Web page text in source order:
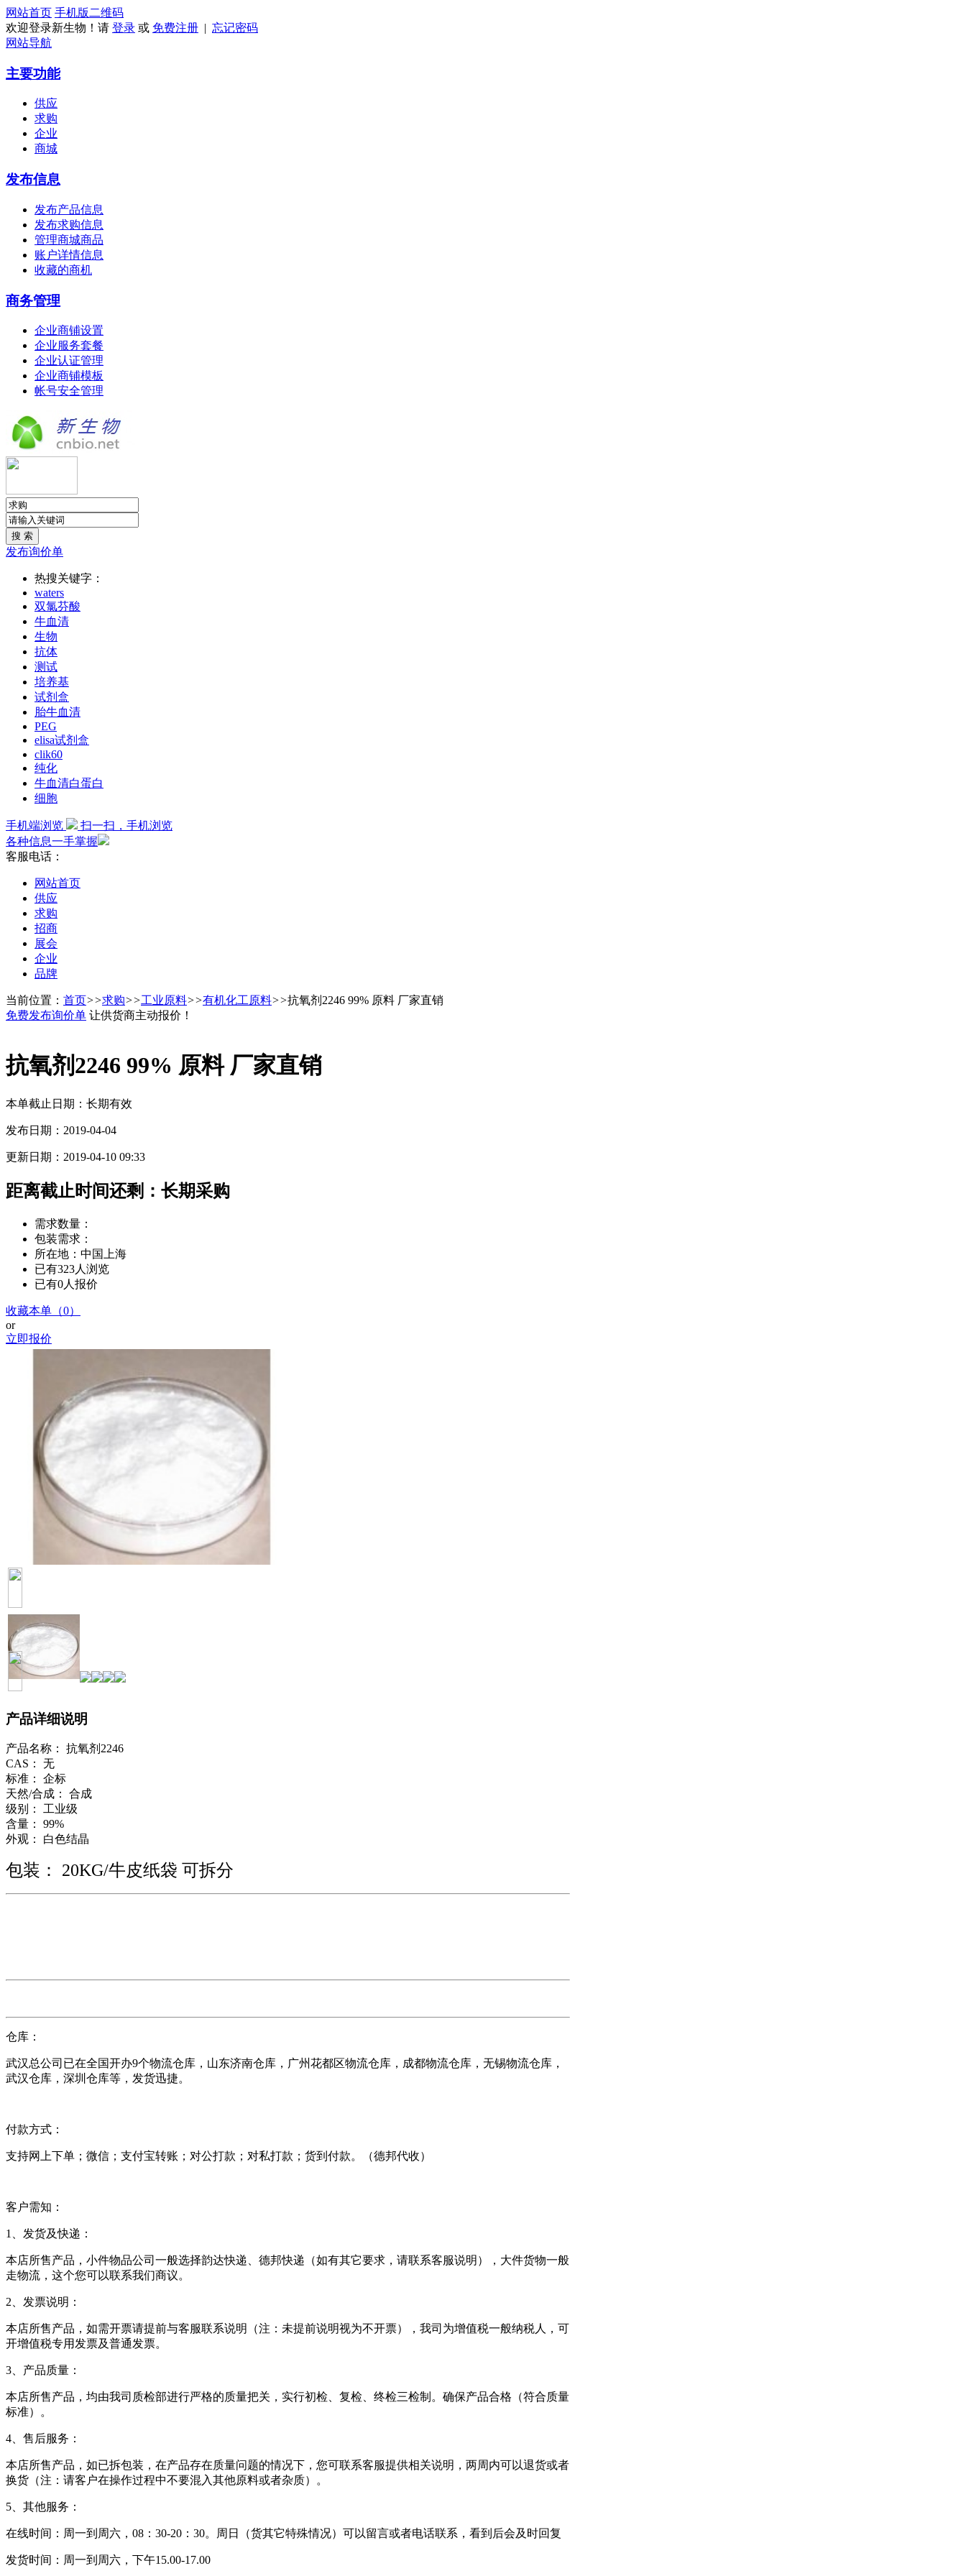
网站首页 手机版 二维码
欢迎登录新生物！请 登录 或 免费注册 | 忘记密码
网站导航
主要功能
供应
求购
企业
商城
发布信息
发布产品信息
发布求购信息
管理商城商品
账户详情信息
收藏的商机
商务管理
企业商铺设置
企业服务套餐
企业认证管理
企业商铺模板
帐号安全管理
发布询价单
热搜关键字：
waters
双氯芬酸
牛血清
生物
抗体
测试
培养基
试剂盒
胎牛血清
PEG
elisa试剂盒
clik60
纯化
牛血清白蛋白
细胞
手机端浏览
扫一扫，手机浏览
各种信息一手掌握
客服电话：
网站首页
供应
求购
招商
展会
企业
品牌
当前位置： 首页>>求购>>工业原料>>有机化工原料>>抗氧剂2246 99% 原料 厂家直销
免费发布询价单 让供货商主动报价！
抗氧剂2246 99% 原料 厂家直销
本单截止日期：长期有效
发布日期：2019-04-04
更新日期：2019-04-10 09:33
距离截止时间还剩： 长期采购
需求数量：
包装需求：
所在地：中国上海
已有323人浏览
已有0人报价
收藏本单（0）
or
立即报价
产品详细说明
产品名称： 抗氧剂2246
CAS： 无
标准： 企标
天然/合成： 合成
级别： 工业级
含量： 99%
外观： 白色结晶
包装： 20KG/牛皮纸袋 可拆分
仓库：
武汉总公司已在全国开办9个物流仓库，山东济南仓库，广州花都区物流仓库，成都物流仓库，无锡物流仓库，
武汉仓库，深圳仓库等，发货迅捷。
付款方式：
支持网上下单；微信；支付宝转账；对公打款；对私打款；货到付款。（德邦代收）
客户需知：
1、发货及快递：
本店所售产品，小件物品公司一般选择韵达快递、德邦快递（如有其它要求，请联系客服说明），大件货物一般
走物流，这个您可以联系我们商议。
2、发票说明：
本店所售产品，如需开票请提前与客服联系说明（注：未提前说明视为不开票），我司为增值税一般纳税人，可
开增值税专用发票及普通发票。
3、产品质量：
本店所售产品，均由我司质检部进行严格的质量把关，实行初检、复检、终检三检制。确保产品合格（符合质量
标准）。
4、售后服务：
本店所售产品，如已拆包装，在产品存在质量问题的情况下，您可联系客服提供相关说明，两周内可以退货或者
换货（注：请客户在操作过程中不要混入其他原料或者杂质）。
5、其他服务：
在线时间：周一到周六，08：30-20：30。周日（货其它特殊情况）可以留言或者电话联系，看到后会及时回复
发货时间：周一到周六，下午15.00-17.00